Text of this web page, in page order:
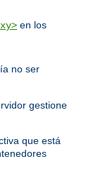
en los
no ser
gestione
que está